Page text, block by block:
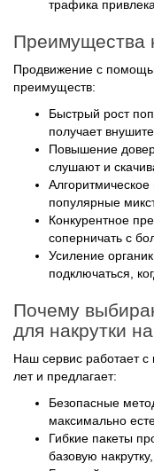
преимуществ:
получает
Повышение
слушают и
популярные
Конкурентное
соперничать с
Усиление
подключаться,
для накрутки
лет и предлагает:
максимально
Гибкие пакеты
базовую
Быстрый старт –